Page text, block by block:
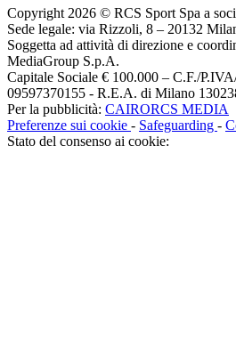
Copyright 2026 © RCS Sport Spa a
Sede legale: via Rizzoli, 8 – 20132
Soggetta ad attività di direzione e
MediaGroup S.p.A.
Capitale Sociale € 100.000 – C.F./
09597370155 - R.E.A. di Milano
Per la pubblicità: CAIRORCS MEDIA
Preferenze sui cookie - Safeguarding -
Stato del consenso ai cookie: